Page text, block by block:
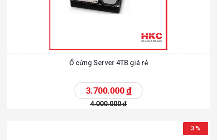
Ổ cứng Server 4TB giá rẻ
3.700.000đ
4.000.000đ
3 %